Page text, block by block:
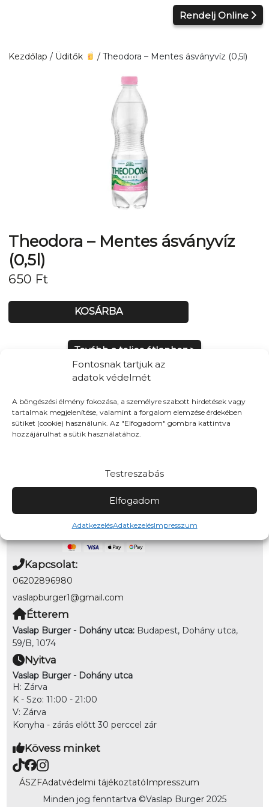
Fontosnak tartjuk az
adatok védelmét
A böngészési élmény fokozása, a személyre szabott hirdetések vagy
tartalmak megjelenítése, valamint a forgalom elemzése érdekében
sütiket (cookie) használunk. Az "Elfogadom" gombra kattintva
hozzájárulhat a sütik használatához.
Elfogadom
Testreszabás
AdatkezelésAdatkezelésImpresszum
Rendelj Online
Kezdőlap / Üditők / Theodora – Mentes ásványvíz (0,5l)
Theodora – Mentes ásványvíz
(0,5l)
650 Ft
KOSÁRBA
Tovább a teljes étlaphoz >
Házhozszállítás / Elvitel Rendelj Online
rendelhetsz, időzítve is
Fizetés
Elviteles rendelés esetén: Online bankkártya, Utánvét
(kártya/készpénz az étel átvételekor)
Házhozszállítás esetén: Online bankkártyás fizetés
Kapcsolat:
06202896980
vaslapburger1@gmail.com
Étterem
Vaslap Burger - Dohány utca: Budapest, Dohány utca,
59/B, 1074
Nyitva
Vaslap Burger - Dohány utca
H: Zárva
K - Szo: 11:00 - 21:00
V: Zárva
Konyha - zárás előtt 30 perccel zár
Kövess minket
ÁSZFAdatvédelmi tájékoztatóImpresszum
Minden jog fenntartva ©Vaslap Burger 2025